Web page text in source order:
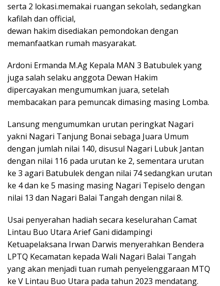
serta 2 lokasi.memakai ruangan sekolah, sedangkan
kafilah dan official,
dewan hakim disediakan pemondokan dengan
memanfaatkan rumah masyarakat.
Ardoni Ermanda M.Ag Kepala MAN 3 Batubulek yang
juga salah selaku anggota Dewan Hakim
dipercayakan mengumumkan juara, setelah
membacakan para pemuncak dimasing masing Lomba.
Lansung mengumumkan urutan peringkat Nagari
yakni Nagari Tanjung Bonai sebaga Juara Umum
dengan jumlah nilai 140, disusul Nagari Lubuk Jantan
dengan nilai 116 pada urutan ke 2, sementara urutan
ke 3 agari Batubulek dengan nilai 74 sedangkan urutan
ke 4 dan ke 5 masing masing Nagari Tepiselo dengan
nilai 13 dan Nagari Balai Tangah dengan nilai 8.
Usai penyerahan hadiah secara keselurahan Camat
Lintau Buo Utara Arief Gani didampingi
Ketuapelaksana Irwan Darwis menyerahkan Bendera
LPTQ Kecamatan kepada Wali Nagari Balai Tangah
yang akan menjadi tuan rumah penyelenggaraan MTQ
ke V Lintau Buo Utara pada tahun 2023 mendatang.